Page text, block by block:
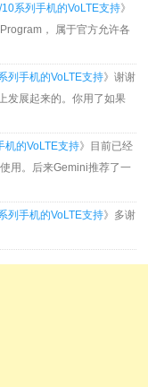
系列手机的VoLTE支持》
， 属于官方允许各
列手机的VoLTE支持》谢谢
发展起来的。你用了如果
机的VoLTE支持》目前已经
用。后来Gemini推荐了一
列手机的VoLTE支持》多谢